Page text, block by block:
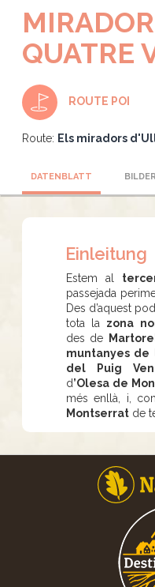
QUATRE
ROUTE POI
Route: Els miradors
DATENBLATT BILDER
Einleitung
Estem al
passejada
Des d’aquest
tota la zona
des de
muntanyes de
del Puig
d’Olesa de
més enllà, i,
Montserrat de